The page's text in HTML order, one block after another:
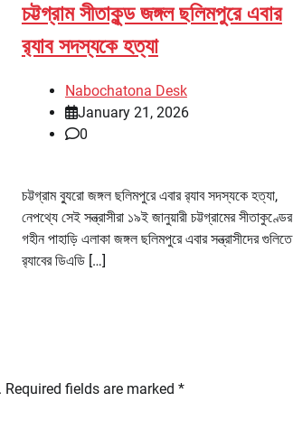
চট্টগ্রাম সীতাকুন্ড জঙ্গল ছলিমপুরে এবার
র‌্যাব সদস্যকে হত্যা
Nabochatona Desk
January 21, 2026
0
চট্টগ্রাম ব্যুরো জঙ্গল ছলিমপুরে এবার র‌্যাব সদস্যকে হত্যা,
নেপথ্যে সেই সন্ত্রাসীরা ১৯ই জানুয়ারী চট্টগ্রামের সীতাকুণ্ডের
গহীন পাহাড়ি এলাকা জঙ্গল ছলিমপুরে এবার সন্ত্রাসীদের গুলিতে
র‌্যাবের ডিএডি […]
Required fields are marked *